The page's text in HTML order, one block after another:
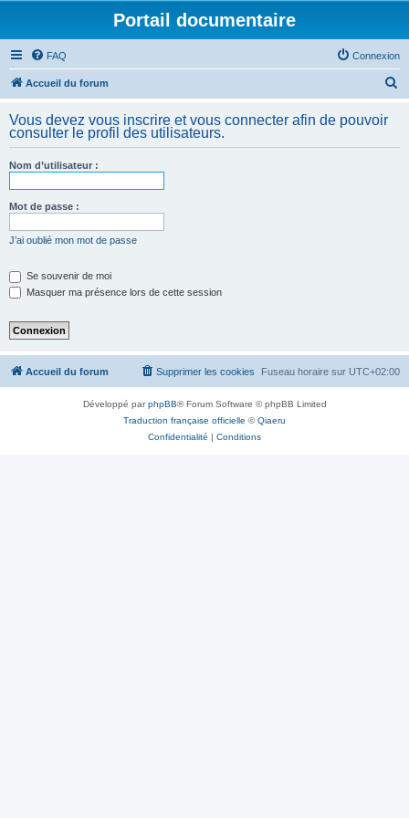
Portail documentaire
FAQ Connexion
Accueil du forum
h
Vous devez vous inscrire et vous connecter afin de pouvoir
consulter le profil des utilisateurs.
Nom d’utilisateur :
Mot de passe :
J’ai oublié mon mot de passe
Se souvenir de moi
Masquer ma présence lors de cette session
Accueil du forum Fuseau horaire sur UTC+02:00
Supprimer les cookies
Développé parphpBB® Forum Software © phpBB Limited
Traduction française officielle ©Qiaeru
Confidentialité | Conditions